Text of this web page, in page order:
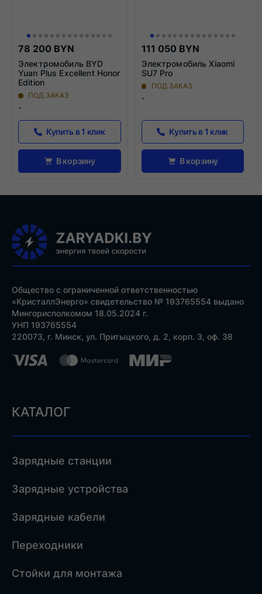
78 200 BYN
Электромобиль BYD
Yuan Plus Excellent Honor
Edition
ПОД ЗАКАЗ
-
Купить в 1 клик
В корзину
111 050 BYN
Электромобиль Xiaomi
SU7 Pro
ПОД ЗАКАЗ
-
Купить в 1 клик
В корзину
Общество с ограниченной ответственностью
«КристаллЭнерго» свидетельство № 193765554 выдано
Мингорисполкомом 18.05.2024 г.
УНП 193765554
220073, г. Минск, ул. Притыцкого, д. 2, корп. 3, оф. 38
КАТАЛОГ
Зарядные станции
Зарядные устройства
Зарядные кабели
Переходники
Стойки для монтажа